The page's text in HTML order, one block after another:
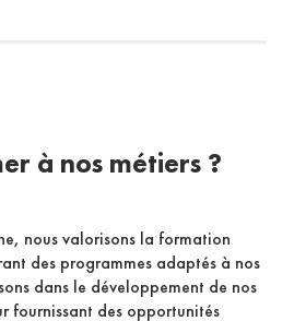
à nos métiers ?
nous valorisons la formation
des programmes adaptés à nos
dans le développement de nos
fournissant des opportunités